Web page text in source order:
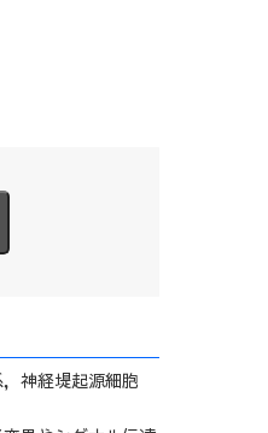
神経堤起源細胞